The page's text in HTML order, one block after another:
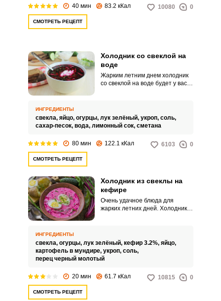
40 мин 83.2 кКал 10080 0
СМОТРЕТЬ РЕЦЕПТ
Холодник со свеклой на
воде
Жарким летним днем холодник
со свеклой на воде будет у вас
хранить в холодильнике.
ИНГРЕДИЕНТЫ
свекла, яйцо, огурцы, лук зелёный, укроп, соль,
сахар-песок, вода, лимонный сок, сметана
80 мин 122.1 кКал 6103 0
СМОТРЕТЬ РЕЦЕПТ
Холодник из свеклы на
кефире
Очень удачное блюда для
жарких летних дней. Холодник
ИНГРЕДИЕНТЫ
свекла, огурцы, лук зелёный, кефир 3.2%, яйцо,
картофель в мундире, укроп, соль,
перец черный молотый
20 мин 61.7 кКал 10815 0
СМОТРЕТЬ РЕЦЕПТ